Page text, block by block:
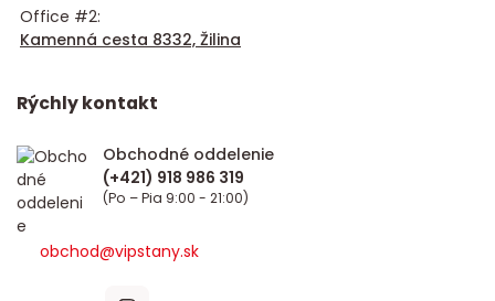
Office #2:
Kamenná cesta 8332, Žilina
Rýchly kontakt
Obchodné oddelenie
(Po – Pia 9:00 - 21:00)
obchod@vipstany.sk